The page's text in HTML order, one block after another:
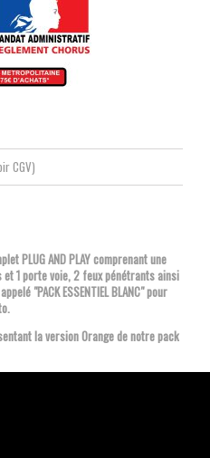
CGV)
PLUG AND PLAY comprenant une
1 porte voie, 2 feux pénétrants ainsi
"PACK ESSENTIEL BLANC" pour
la version Orange de notre pack